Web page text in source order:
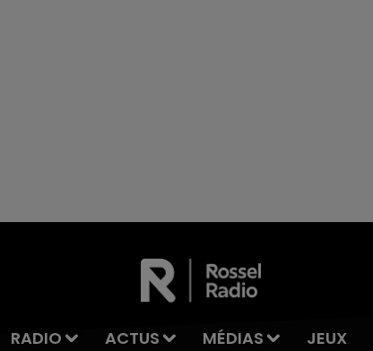
RADIO ACTUS MÉDIAS JEUX